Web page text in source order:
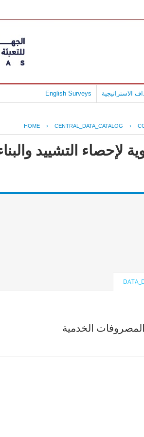
الاستراتيجية English Surveys
HOME › CENTRAL_DATA_CATALOG ›
لإحصاء التشييد
الخدمية